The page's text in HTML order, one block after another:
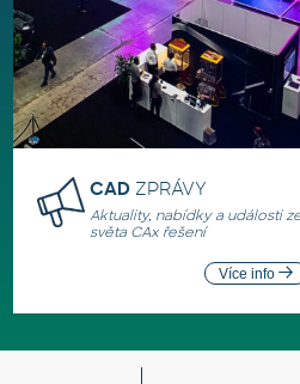
CAD ZPRÁVY
Aktuality, nabídky a události
světa CAx řešení
Více info